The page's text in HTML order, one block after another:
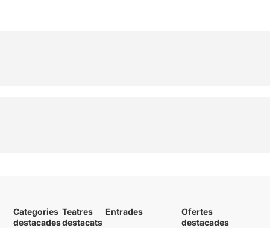
Categories
destacades
Teatres
destacats
Entrades
Ofertes
destacades